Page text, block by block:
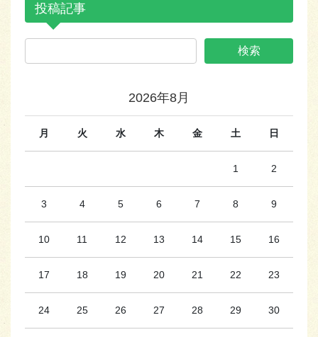
投稿記事
2026年8月
月 火 水 木 金 土 日
1 2
3 4 5 6 7 8 9
10 11 12 13 14 15 16
17 18 19 20 21 22 23
24 25 26 27 28 29 30